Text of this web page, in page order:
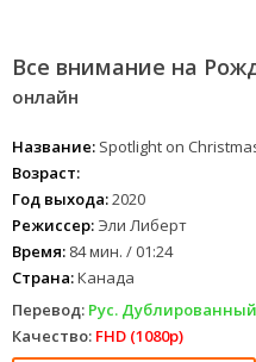
Все внимание на
онлайн
Название: Spotlight on
Возраст:
Год выхода:2020
Режиссер: Эли Либерт
Время: 84 мин. / 01:24
Страна:Канада
Перевод: Рус.
Качество: FHD (1080p)